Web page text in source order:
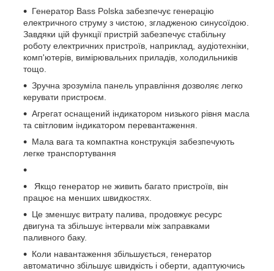
Генератор Bass Polska забезпечує генерацію
електричного струму з чистою, згладженою синусоїдою.
Завдяки цій функції пристрій забезпечує стабільну
роботу електричних пристроїв, наприклад, аудіотехніки,
комп'ютерів, вимірювальних приладів, холодильників
тощо.
Зручна зрозуміла панель управління дозволяє легко
керувати пристроєм.
Агрегат оснащений індикатором низького рівня масла
та світловим індикатором перевантаження.
Мала вага та компактна конструкція забезпечують
легке транспортування
Якщо генератор не живить багато пристроїв, він
працює на менших швидкостях.
Це зменшує витрату палива, продовжує ресурс
двигуна та збільшує інтервали між заправками
паливного баку.
Коли навантаження збільшується, генератор
автоматично збільшує швидкість і оберти, адаптуючись